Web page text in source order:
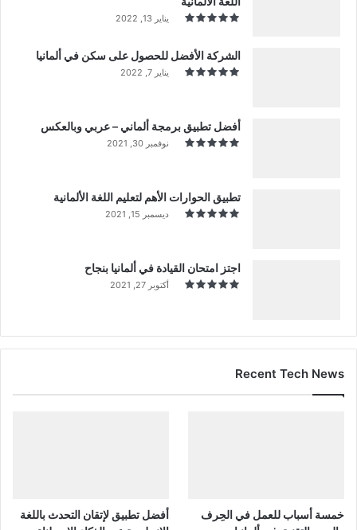
يناير 13, 2022
الشركة الأفضل للحصول على سكن في ألمانيا
يناير 7, 2022
أفضل تطبيق برمجة ألماني – عربي وبالعكس
نوفمبر 30, 2021
تطبيق الحوارات الأهم لتعليم اللغة الألمانية
ديسمبر 15, 2021
اجتز امتحان القيادة في ألمانيا بنجاح
أكتوبر 27, 2021
Recent Tech News
خمسة أسباب للعمل في الحِرف
أفضل تطبيق لإتقان التحدث باللغة